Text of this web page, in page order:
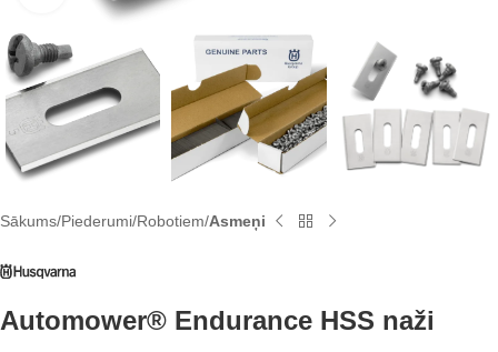
Sākums Piederumi Robotiem Asmeņi
Automower® Endurance HSS naži